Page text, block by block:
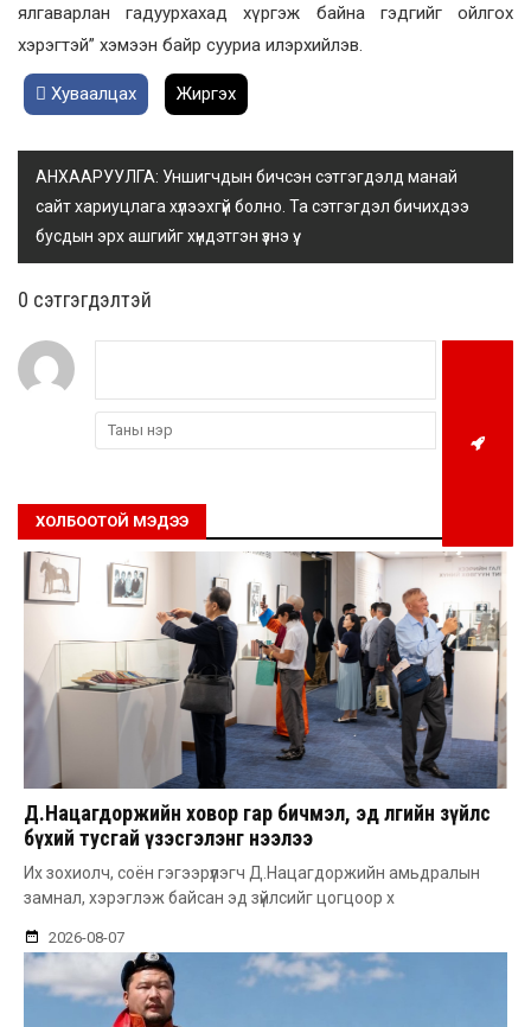
ялгаварлан гадуурхахад хүргэж байна гэдгийг ойлгох
хэрэгтэй” хэмээн байр сууриа илэрхийлэв.
Хуваалцах Жиргэх
АНХААРУУЛГА: Уншигчдын бичсэн сэтгэгдэлд манай
сайт хариуцлага хүлээхгүй болно. Та сэтгэгдэл бичихдээ
бусдын эрх ашгийг хүндэтгэн үзнэ үү.
0 cэтгэгдэлтэй
ХОЛБООТОЙ МЭДЭЭ
Д.Нацагдоржийн ховор гар бичмэл, эд өлгийн зүйлс
бүхий тусгай үзэсгэлэнг нээлээ
Их зохиолч, соён гэгээрүүлэгч Д.Нацагдоржийн амьдралын
замнал, хэрэглэж байсан эд зүйлсийг цогцоор х
2026-08-07